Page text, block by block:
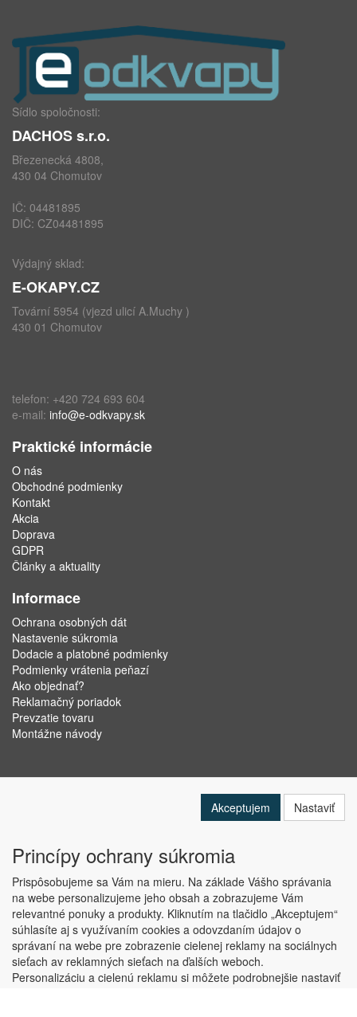
Sídlo spoločnosti:
DACHOS s.r.o.
Březenecká 4808,
430 04 Chomutov
IČ: 04481895
DIČ: CZ04481895
Výdajný sklad:
E-OKAPY.CZ
Tovární 5954 (vjezd ulicí A.Muchy )
430 01 Chomutov
telefon: +420 724 693 604
e-mail: info@e-odkvapy.sk
Praktické informácie
O nás
Obchodné podmienky
Kontakt
Akcia
Doprava
GDPR
Články a aktuality
Informace
Ochrana osobných dát
Nastavenie súkromia
Dodacie a platobné podmienky
Podmienky vrátenia peňazí
Ako objednať?
Reklamačný poriadok
Prevzatie tovaru
Montážne návody
Copyright © ABRA Software a.s. 2019
Akceptujem Nastaviť
Princípy ochrany súkromia
Prispôsobujeme sa Vám na mieru. Na základe Vášho správania
na webe personalizujeme jeho obsah a zobrazujeme Vám
relevantné ponuky a produkty. Kliknutím na tlačidlo „Akceptujem“
súhlasíte aj s využívaním cookies a odovzdaním údajov o
správaní na webe pre zobrazenie cielenej reklamy na sociálnych
sieťach av reklamných sieťach na ďalších weboch.
Personalizáciu a cielenú reklamu si môžete podrobnejšie nastaviť